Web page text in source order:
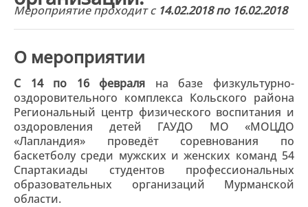
Мероприятие проходит с 14.02.2018 по 16.02.2018
О мероприятии
С 14 по 16 февраля на базе физкультурно-
оздоровительного комплекса Кольского района
Региональный центр физического воспитания и
оздоровления детей ГАУДО МО «МОЦДО
«Лапландия» проведёт соревнования по
баскетболу среди мужских и женских команд 54
Спартакиады студентов профессиональных
образовательных организаций Мурманской
области.